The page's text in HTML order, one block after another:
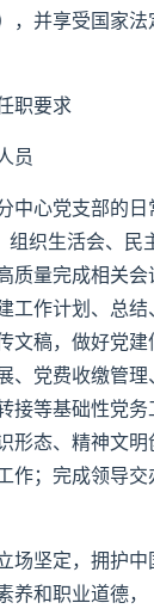
，并享受国家
职要求
员
中心党支部的
组织生活会、民
质量完成相关
工作计划、总
文稿，做好党
、党费收缴管
接等基础性党
形态、精神文
作；完成领导
场坚定，拥护中
养和职业道德